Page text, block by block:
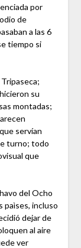
por
de
a las 6
tiempo si
su
montadas;
servían
turno; todo
que
del Ocho
paìses, incluso
dejar de
al aire
ver